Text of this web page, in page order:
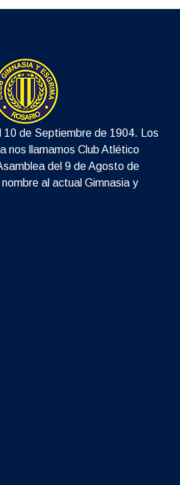
10 de Septiembre de 1904. Los
nos llamamos Club Atlético
del 9 de Agosto de
al actual Gimnasia y